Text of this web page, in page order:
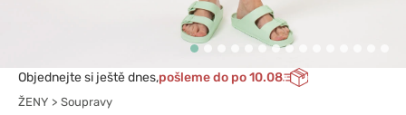
Objednejte si ještě dnes,pošleme do po 10.08
ŽENY Soupravy